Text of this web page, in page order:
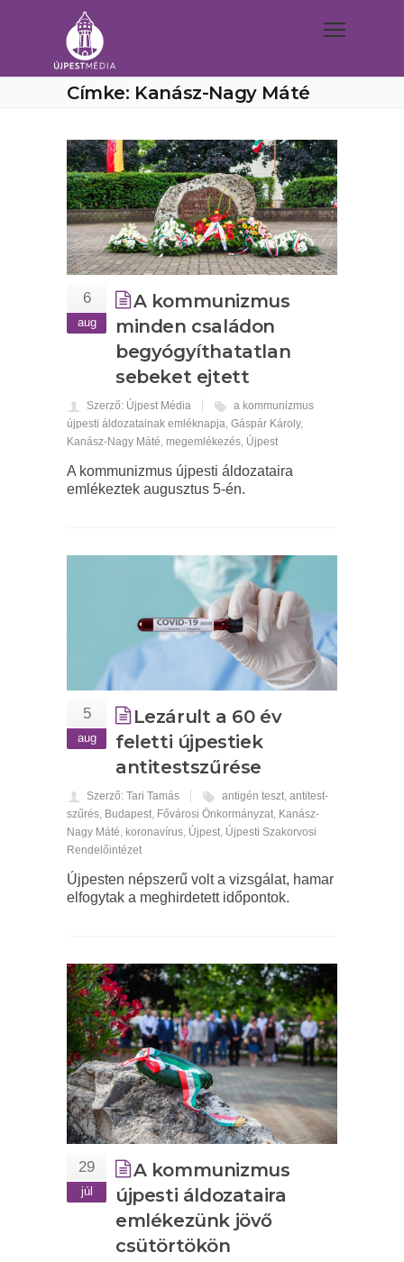
Címke: Kanász-Nagy Máté
6
aug
A kommunizmus
minden családon
begyógyíthatatlan
sebeket ejtett
Szerző: Újpest Média
a kommunizmus
újpesti áldozatainak emléknapja, Gáspár Károly,
Kanász-Nagy Máté, megemlékezés, Újpest
A kommunizmus újpesti áldozataira
emlékeztek augusztus 5-én.
5
aug
Lezárult a 60 év
feletti újpestiek
antitestszűrése
Szerző: Tari Tamás antigén teszt, antitest-
szűrés, Budapest, Fővárosi Önkormányzat, Kanász-
Nagy Máté, koronavírus, Újpest, Újpesti Szakorvosi
Rendelőintézet
Újpesten népszerű volt a vizsgálat, hamar
elfogytak a meghirdetett időpontok.
29
júl
A kommunizmus
újpesti áldozataira
emlékezünk jövő
csütörtökön